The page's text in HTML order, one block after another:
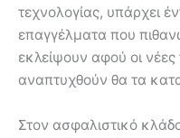
τεχνολογίας, υπάρχει
επαγγέλματα που
εκλείψουν αφού οι
αναπτυχθούν θα τα
Στον ασφαλιστικό